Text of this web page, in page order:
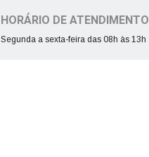
HORÁRIO DE ATENDIMENTO
Segunda a sexta-feira das 08h às 13h